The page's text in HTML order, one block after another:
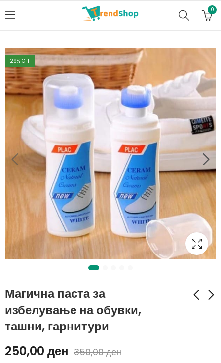
0
29% OFF
Магична паста за
избелување на обувки,
ташни, гарнитури
250,00 ден 350,00ден